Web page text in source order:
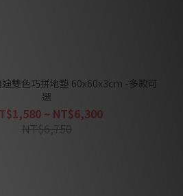
雙色巧拼地墊 60x60x3cm -多款可
選
~ NT$6,300
NT$6,750